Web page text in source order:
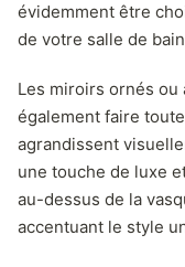
évidemment être
de votre salle de
Les miroirs ornés
également faire
agrandissent
une touche de luxe
au-dessus de la
accentuant le style